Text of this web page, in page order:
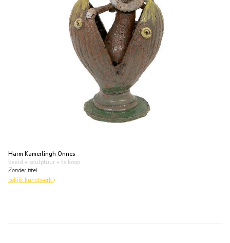
Harm Kamerlingh Onnes
beeld • sculptuur • te koop
Zonder titel
bekijk kunstwerk